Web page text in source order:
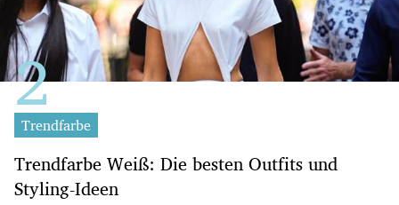
Trendfarbe
Trendfarbe Weiß: Die besten Outfits und
Styling-Ideen